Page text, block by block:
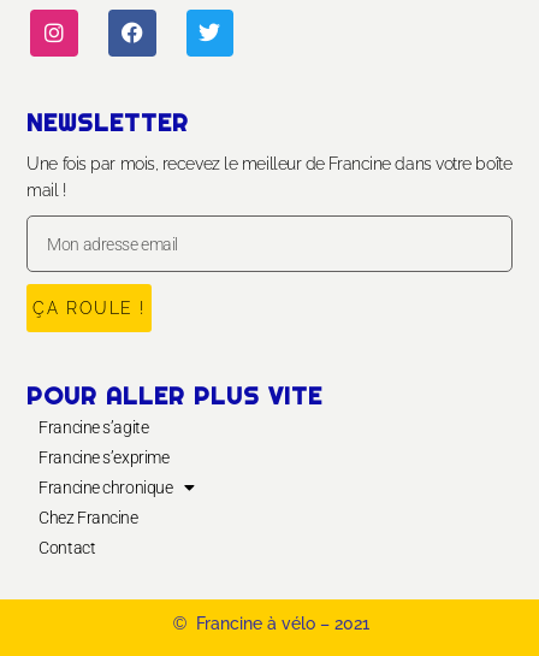
NEWSLETTER
Une fois par mois, recevez le meilleur de Francine dans votre boîte
mail !
ÇA ROULE !
POUR ALLER PLUS VITE
Francine s’agite
Francine s’exprime
Francine chronique
Chez Francine
Contact
© Francine à vélo – 2021